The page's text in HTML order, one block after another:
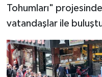
Tohumları"
vatandaşlar ile